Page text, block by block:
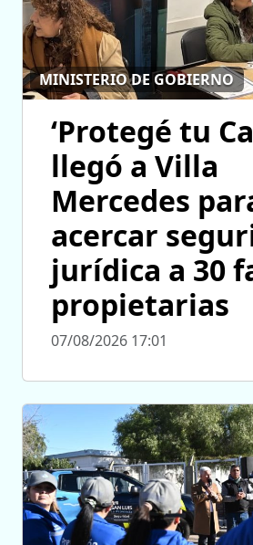
MINISTERIO DE GOBIERNO
‘Protegé tu
llegó a Villa
Mercedes
acercar
jurídica a 30
propietarias
07/08/2026 17:01